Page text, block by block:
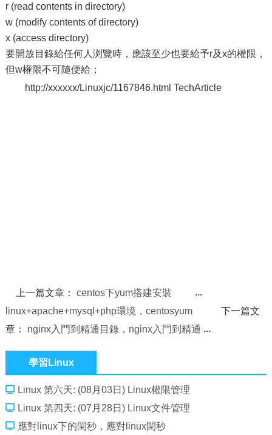
r (read contents in directory)
w (modify contents of directory)
x (access directory)
要開放目錄給任何人浏覽時，應該至少也要給予r及x的權限，
但w權限不可隨便給；
http://xxxxxx/Linuxjc/1167846.html TechArticle
上一篇文章：centos下yum搭建安裝
linux+apache+mysql+php環境，centosyum
下一篇文
章： nginx入門到精通目錄，nginx入門到精通
學習Linux
Linux 第六天: (08月03日) Linux權限管理
Linux 第四天: (07月28日) Linux文件管理
應對linux下的閏秒，應對linux閏秒